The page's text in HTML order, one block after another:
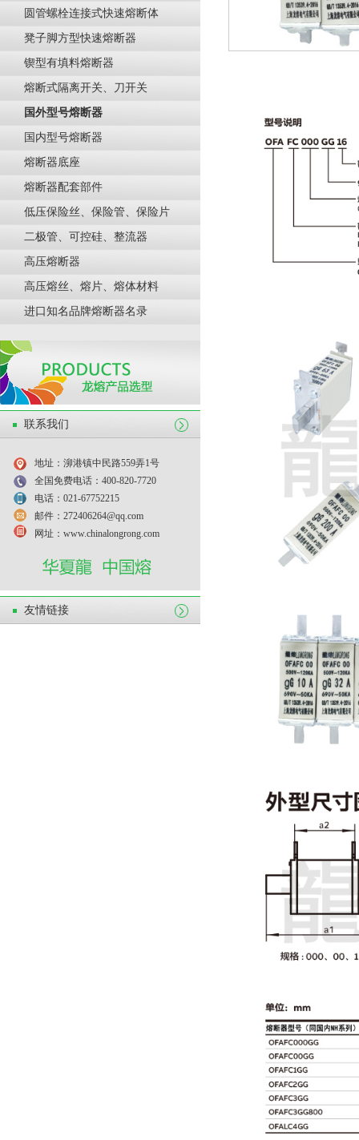
圆管螺栓连接式快速熔断体
凳子脚方型快速熔断器
锲型有填料熔断器
熔断式隔离开关、刀开关
国外型号熔断器
国内型号熔断器
熔断器底座
熔断器配套部件
低压保险丝、保险管、保险片
二极管、可控硅、整流器
高压熔断器
高压熔丝、熔片、熔体材料
进口知名品牌熔断器名录
联系我们
地址：泖港镇中民路559弄1号
全国免费电话：400-820-7720
电话：021-67752215
邮件：272406264@qq.com
网址：www.chinalongrong.com
友情链接